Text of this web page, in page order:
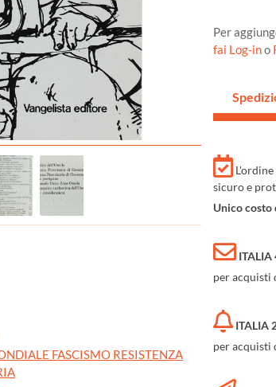
FASCISMO RESISTENZA
Per
fai Log-ino
sicuro e
Unico
ITALIA
per acquisti
ITALIA
per acquisti